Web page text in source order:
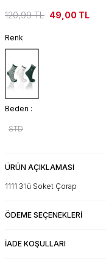
120,99TL 49,00 TL
Renk
Beden :
STD
ÜRÜN AÇIKLAMASI
1111 3'lü Soket Çorap
ÖDEME SEÇENEKLERI
İADE KOŞULLARI